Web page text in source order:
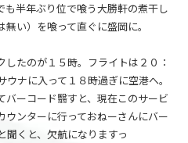
も半年ぶり位で喰う大勝軒の煮干し
い）を喰って直ぐに盛岡に。
たのが１５時。フライトは２０：
ナに入って１８時過ぎに空港へ。
バーコード翳すと、現在このサービ
ウンターに行っておねーさんにバー
聞くと、欠航になりますっ